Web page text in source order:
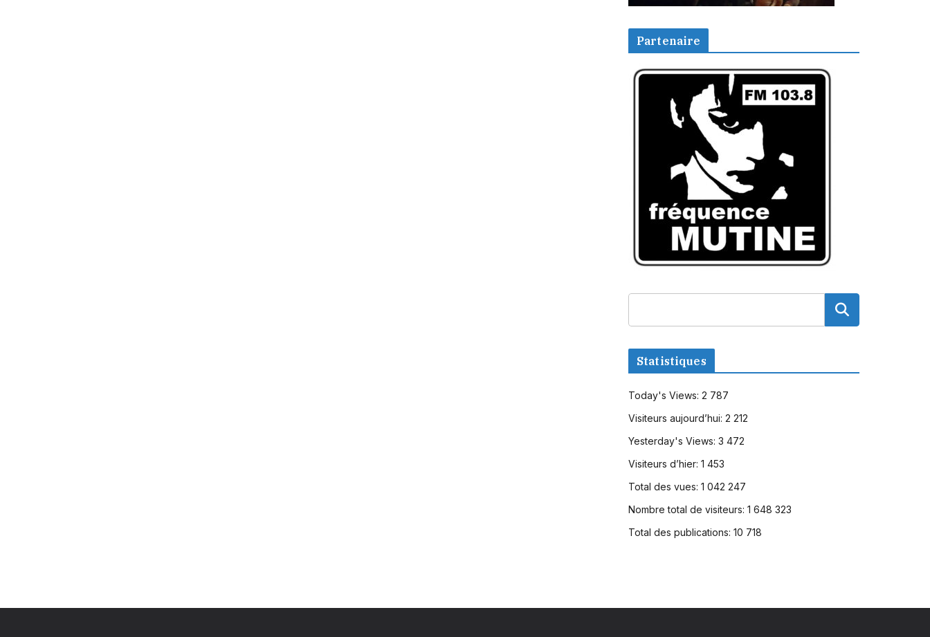
Partenaire
Statistiques
Today's Views: 2 787
Visiteurs aujourd’hui: 2 212
Yesterday's Views: 3 472
Visiteurs d’hier: 1 453
Total des vues: 1 042 247
Nombre total de visiteurs: 1 648 323
Total des publications: 10 718